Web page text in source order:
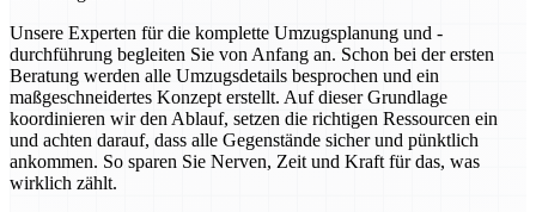
Unsere Experten für die komplette Umzugsplanung und -
durchführung begleiten Sie von Anfang an. Schon bei der ersten
Beratung werden alle Umzugsdetails besprochen und ein
maßgeschneidertes Konzept erstellt. Auf dieser Grundlage
koordinieren wir den Ablauf, setzen die richtigen Ressourcen ein
und achten darauf, dass alle Gegenstände sicher und pünktlich
ankommen. So sparen Sie Nerven, Zeit und Kraft für das, was
wirklich zählt.